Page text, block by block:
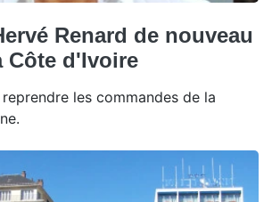
Renard de nouveau
Côte d'Ivoire
les commandes de la